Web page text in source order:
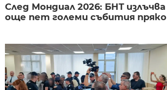
След Мондиал 2026: БНТ излъчва
още пет големи събития пряко